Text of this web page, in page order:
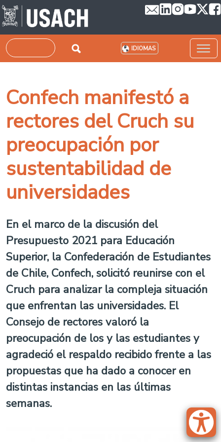
Pasar al contenido principal
Buscar IDIOMAS
Confech manifestó a
rectores del Cruch su
preocupación por
sustentabilidad de
universidades
En el marco de la discusión del
Presupuesto 2021 para Educación
Superior, la Confederación de Estudiantes
de Chile, Confech, solicitó reunirse con el
Cruch para analizar la compleja situación
que enfrentan las universidades. El
Consejo de rectores valoró la
preocupación de los y las estudiantes y
agradeció el respaldo recibido frente a las
propuestas que ha dado a conocer en
distintas instancias en las últimas
semanas.